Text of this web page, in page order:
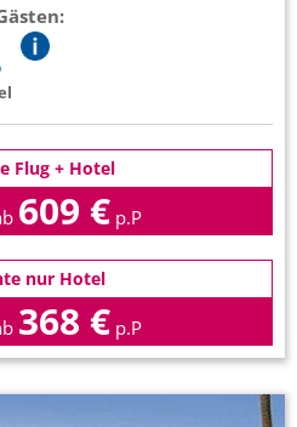
Flug + Hotel
609 € p.P
nur Hotel
368 € p.P